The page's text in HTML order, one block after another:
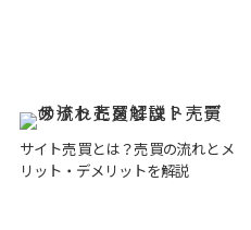
サイト売買とは？売買の流れとメ
リット・デメリットを解説